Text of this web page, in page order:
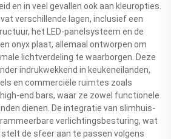
en in veel gevallen ook aan kleuropties.
verschillende lagen, inclusief een
het LED-panelsysteem en de
onyx plaat, allemaal ontworpen om
lichtverdeling te waarborgen. Deze
indrukwekkend in keukeneilanden,
en commerciële ruimtes zoals
end bars, waar ze zowel functionele
dienen. De integratie van slimhuis-
verlichtingsbesturing, wat
de sfeer aan te passen volgens